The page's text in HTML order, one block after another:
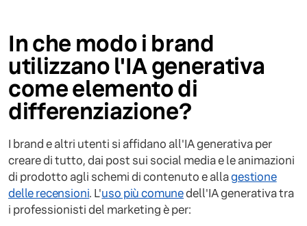
In che modo i brand
utilizzano l'IA generativa
come elemento di
differenziazione?
I brand e altri utenti si affidano all'IA generativa per
creare di tutto, dai post sui social media e le animazioni
di prodotto agli schemi di contenuto e allagestione
delle recensioni. L'uso più comunedell'IA generativa tra
i professionisti del marketing è per: